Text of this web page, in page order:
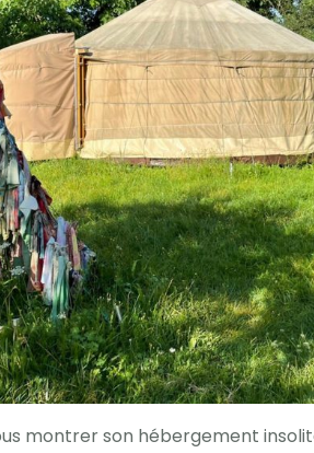
montrer son hébergement